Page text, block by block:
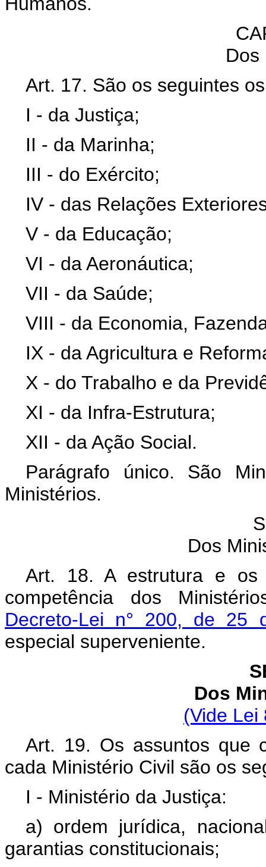
Dos
Art. 17. São os seguintes
I - da Justiça;
II - da Marinha;
III - do Exército;
IV - das Relações
V - da Educação;
VI - da Aeronáutica;
VII - da Saúde;
VIII - da Economia,
IX - da Agricultura e
X - do Trabalho e da
XI - da Infra-Estrutura;
XII - da Ação Social.
Parágrafo único. São
Ministérios.
Dos
Art. 18. A estrutura e os
competência dos
Decreto-Lei n° 200, de 25
especial superveniente.
Dos
(Vide Lei
Art. 19. Os assuntos que
cada Ministério Civil são os
I - Ministério da Justiça:
a) ordem jurídica,
garantias constitucionais;